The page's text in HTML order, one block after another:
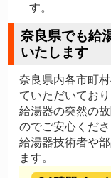
す。
奈良県でも給
いたします
奈良県内各市町
ていただいており
給湯器の突然の
のでご安心くださ
給湯器技術者や
ます。